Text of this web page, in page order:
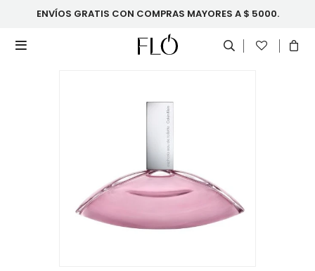
ENVÍOS GRATIS CON COMPRAS MAYORES A $ 5000.
